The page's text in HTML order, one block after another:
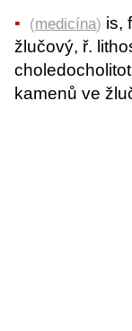
(medicína) is,
žlučový, ř.
kamenů ve